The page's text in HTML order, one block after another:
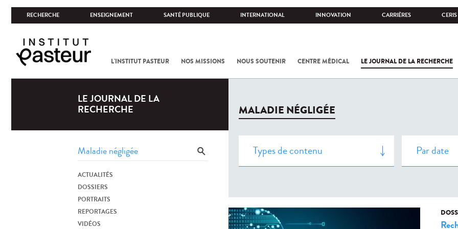
RECHERCHE ENSEIGNEMENT SANTÉ PUBLIQUE INTERNATIONAL INNOVATION CARRIÈRES CERIS
L'INSTITUT PASTEUR NOS MISSIONS NOUS SOUTENIR CENTRE MÉDICAL LE JOURNAL DE LA RECHERCHE
LE JOURNAL DE LA
RECHERCHE
ACTUALITÉS
DOSSIERS
PORTRAITS
REPORTAGES
VIDÉOS
MALADIE NÉGLIGÉE